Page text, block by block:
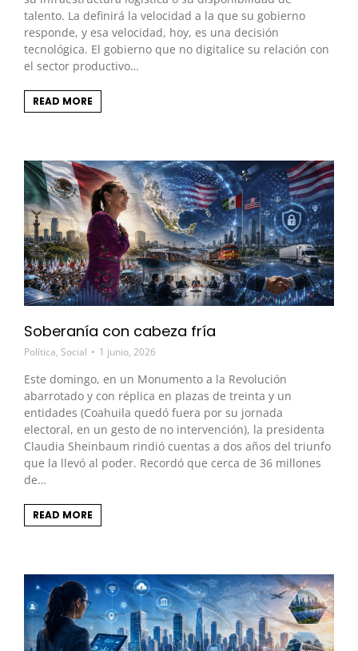
talento. La definirá la velocidad a la que su gobierno
responde, y esa velocidad, hoy, es una decisión
tecnológica. El gobierno que no digitalice su relación con
el sector productivo…
READ MORE
Soberanía con cabeza fría
Política, Social 1 junio, 2026
Este domingo, en un Monumento a la Revolución
abarrotado y con réplica en plazas de treinta y un
entidades (Coahuila quedó fuera por su jornada
electoral, en un gesto de no intervención), la presidenta
Claudia Sheinbaum rindió cuentas a dos años del triunfo
que la llevó al poder. Recordó que cerca de 36 millones
de…
READ MORE